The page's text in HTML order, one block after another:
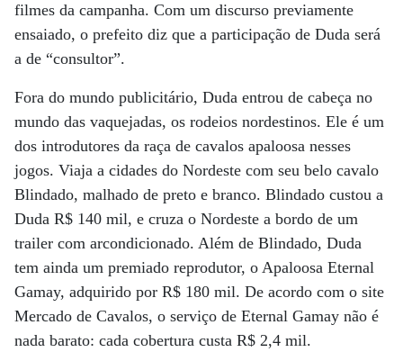
filmes da campanha. Com um discurso previamente
ensaiado, o prefeito diz que a participação de Duda será
a de “consultor”.
Fora do mundo publicitário, Duda entrou de cabeça no
mundo das vaquejadas, os rodeios nordestinos. Ele é um
dos introdutores da raça de cavalos apaloosa nesses
jogos. Viaja a cidades do Nordeste com seu belo cavalo
Blindado, malhado de preto e branco. Blindado custou a
Duda R$ 140 mil, e cruza o Nordeste a bordo de um
trailer com arcondicionado. Além de Blindado, Duda
tem ainda um premiado reprodutor, o Apaloosa Eternal
Gamay, adquirido por R$ 180 mil. De acordo com o site
Mercado de Cavalos, o serviço de Eternal Gamay não é
nada barato: cada cobertura custa R$ 2,4 mil.